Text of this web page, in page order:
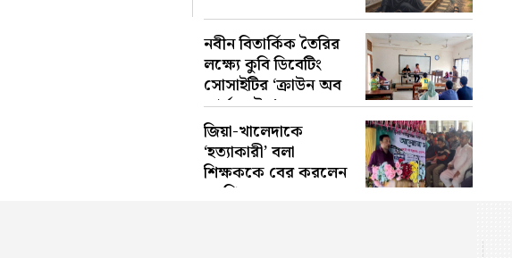
নবীন বিতার্কিক তৈরির
লক্ষ্যে কুবি ডিবেটিং
সোসাইটির ‘ক্রাউন অব
আর্গুমেন্টস’
জিয়া-খালেদাকে
‘হত্যাকারী’ বলা
শিক্ষককে বের করলেন
এমপি